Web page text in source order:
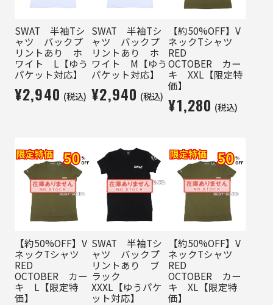
SWAT 半袖Tシ
ャツ バックプ
リントあり ホ
ワイト L【ゆう
パケット対応】
¥2,940 (税込)
SWAT 半袖Tシ
ャツ バックプ
リントあり ホ
ワイト M【ゆう
パケット対応】
¥2,940 (税込)
【約50%OFF】V
ネックTシャツ
RED
OCTOBER カー
キ XXL【限定特
価】
¥1,280 (税込)
【約50%OFF】V
ネックTシャツ
RED
OCTOBER カー
キ L【限定特
価】
SWAT 半袖Tシ
ャツ バックプ
リントあり ブ
ラック
XXXL【ゆうパケ
ット対応】
【約50%OFF】V
ネックTシャツ
RED
OCTOBER カー
キ XL【限定特
価】